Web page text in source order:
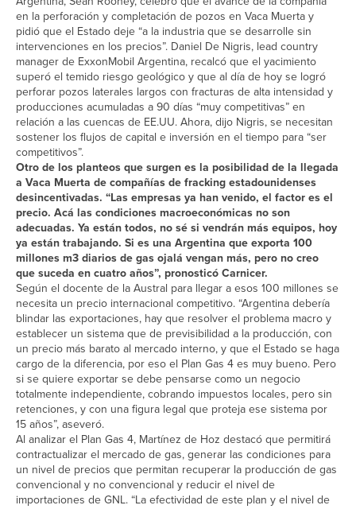
en la perforación y completación de pozos en Vaca Muerta y
pidió que el Estado deje “a la industria que se desarrolle sin
intervenciones en los precios”. Daniel De Nigris, lead country
manager de ExxonMobil Argentina, recalcó que el yacimiento
superó el temido riesgo geológico y que al día de hoy se logró
perforar pozos laterales largos con fracturas de alta intensidad y
producciones acumuladas a 90 días “muy competitivas” en
relación a las cuencas de EE.UU. Ahora, dijo Nigris, se necesitan
sostener los flujos de capital e inversión en el tiempo para “ser
competitivos”.
Otro de los planteos que surgen es la posibilidad de la llegada
a Vaca Muerta de compañías de fracking estadounidenses
desincentivadas. “Las empresas ya han venido, el factor es el
precio. Acá las condiciones macroeconómicas no son
adecuadas. Ya están todos, no sé si vendrán más equipos, hoy
ya están trabajando. Si es una Argentina que exporta 100
millones m3 diarios de gas ojalá vengan más, pero no creo
que suceda en cuatro años”, pronosticó Carnicer.
Según el docente de la Austral para llegar a esos 100 millones se
necesita un precio internacional competitivo. “Argentina debería
blindar las exportaciones, hay que resolver el problema macro y
establecer un sistema que de previsibilidad a la producción, con
un precio más barato al mercado interno, y que el Estado se haga
cargo de la diferencia, por eso el Plan Gas 4 es muy bueno. Pero
si se quiere exportar se debe pensarse como un negocio
totalmente independiente, cobrando impuestos locales, pero sin
retenciones, y con una figura legal que proteja ese sistema por
15 años”, aseveró.
Al analizar el Plan Gas 4, Martínez de Hoz destacó que permitirá
contractualizar el mercado de gas, generar las condiciones para
un nivel de precios que permitan recuperar la producción de gas
convencional y no convencional y reducir el nivel de
importaciones de GNL. “La efectividad de este plan y el nivel de